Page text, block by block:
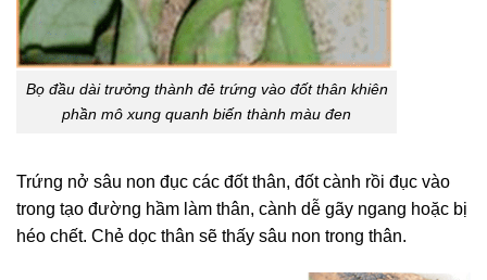
Bọ đầu dài trưởng thành đẻ trứng vào đốt thân khiên
phần mô xung quanh biến thành màu đen
Trứng nở sâu non đục các đốt thân, đốt cành rồi đục vào
trong tạo đường hầm làm thân, cành dễ gãy ngang hoặc bị
héo chết. Chẻ dọc thân sẽ thấy sâu non trong thân.